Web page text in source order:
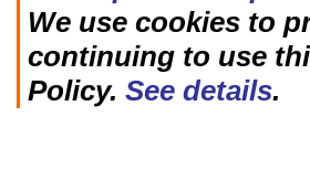
We use cookies to
continuing to use
Policy. See details.